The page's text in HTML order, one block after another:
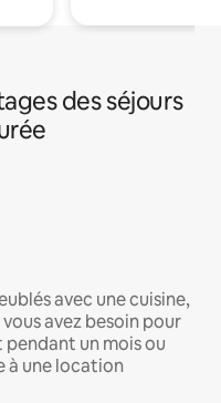
des séjours
avec une cuisine,
avez besoin pour
un mois ou
à une location